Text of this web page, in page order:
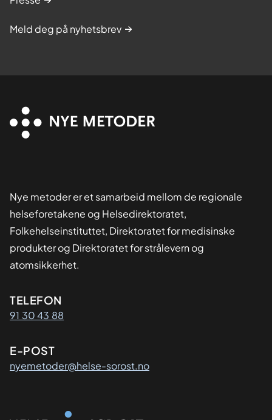
Meld deg på nyhetsbrev
Nye metoder er et samarbeid mellom de regionale
helseforetakene og Helsedirektoratet,
Folkehelseinstituttet, Direktoratet for medisinske
produkter og Direktoratet for strålevern og
atomsikkerhet.
Kontaktinformasjon
TELEFON
91 30 43 88
E-POST
nyemetoder@helse-sorost.no
Organisasjon